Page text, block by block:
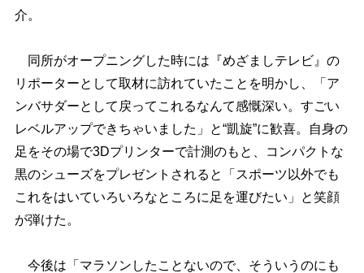
介。
同所がオープニングした時には『めざましテレビ』の
リポーターとして取材に訪れていたことを明かし、「ア
ンバサダーとして戻ってこれるなんて感慨深い。すごい
レベルアップできちゃいました」と“凱旋”に歓喜。自身の
足をその場で3Dプリンターで計測のもと、コンパクトな
黒のシューズをプレゼントされると「スポーツ以外でも
これをはいていろいろなところに足を運びたい」と笑顔
が弾けた。
今後は「マラソンしたことないので、そういうのにも